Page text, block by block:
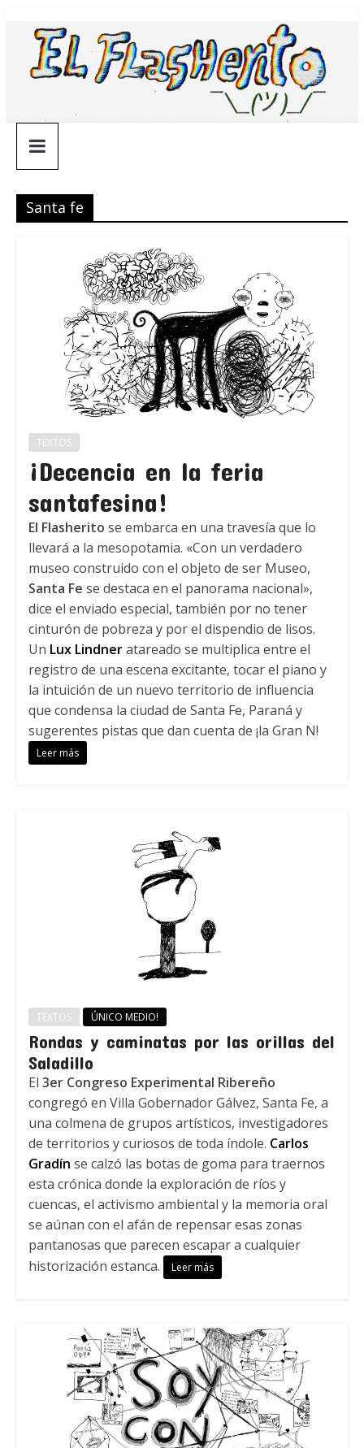
contenido
¯\_(ツ)_/
¯
Santa fe
TEXTOS
¡Decencia en la feria
santafesina!
El Flasherito se embarca en una travesía que lo
llevará a la mesopotamia. «Con un verdadero
museo construido con el objeto de ser Museo,
Santa Fe se destaca en el panorama nacional»,
dice el enviado especial, también por no tener
cinturón de pobreza y por el dispendio de lisos.
Un Lux Lindneratareado se multiplica entre el
registro de una escena excitante, tocar el piano y
la intuición de un nuevo territorio de influencia
que condensa la ciudad de Santa Fe, Paraná y
sugerentes pistas que dan cuenta de ¡la Gran N!
Leer más
TEXTOS ÚNICO MEDIO!
Rondas y caminatas por las orillas del
Saladillo
El 3er Congreso Experimental Ribereño
congregó en Villa Gobernador Gálvez, Santa Fe, a
una colmena de grupos artísticos, investigadores
de territorios y curiosos de toda índole. Carlos
Gradín se calzó las botas de goma para traernos
esta crónica donde la exploración de ríos y
cuencas, el activismo ambiental y la memoria oral
se aúnan con el afán de repensar esas zonas
pantanosas que parecen escapar a cualquier
historización estanca.
Leer más